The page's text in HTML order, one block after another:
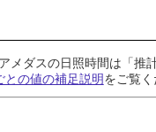
メダスの日照時間は「推
との値の補足説明をご覧く